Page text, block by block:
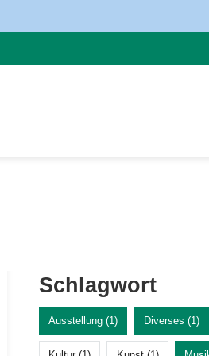
Schlagwort
Ausstellung (1) Diverses (1)